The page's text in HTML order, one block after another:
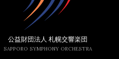
公益財団法人 札幌交響楽団
SAPPORO SYMPHONY ORCHESTRA